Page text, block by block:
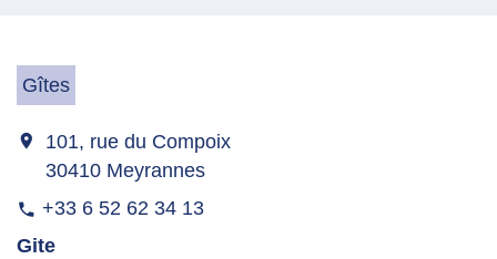
Gîtes
location_on
101, rue du Compoix
30410 Meyrannes
phone +33 6 52 62 34 13
Gite